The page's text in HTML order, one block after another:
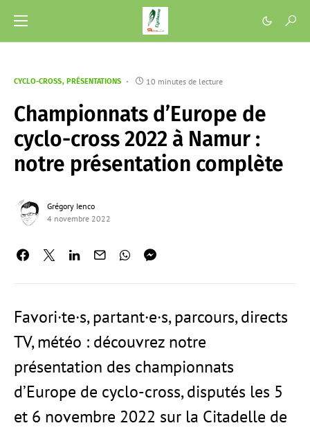
CYCLO-CROSS PRÉSENTATIONS 10 minutes de lecture
Championnats d’Europe de
cyclo-cross 2022 à Namur :
notre présentation complète
Grégory Ienco
4 novembre 2022
Favori·te·s, partant·e·s, parcours, directs
TV, météo : découvrez notre
présentation des championnats
d’Europe de cyclo-cross, disputés les 5
et 6 novembre 2022 sur la Citadelle de